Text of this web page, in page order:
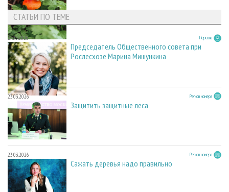
СТАТЬИ ПО ТЕМЕ
27.05.2026 Персона
Председатель Общественного совета при
Рослесхозе Марина Мишункина
23.03.2026 Регион номера
Защитить защитные леса
23.03.2026 Регион номера
Сажать деревья надо правильно